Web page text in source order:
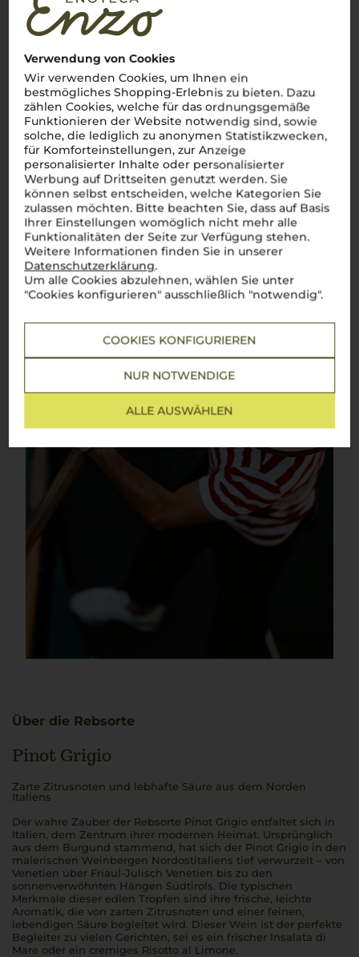
Verwendung von Cookies
Wir verwenden Cookies, um Ihnen ein
bestmögliches Shopping-Erlebnis zu bieten. Dazu
zählen Cookies, welche für das ordnungsgemäße
Funktionieren der Website notwendig sind, sowie
solche, die lediglich zu anonymen Statistikzwecken,
für Komforteinstellungen, zur Anzeige
personalisierter Inhalte oder personalisierter
Werbung auf Drittseiten genutzt werden. Sie
können selbst entscheiden, welche Kategorien Sie
zulassen möchten. Bitte beachten Sie, dass auf Basis
Ihrer Einstellungen womöglich nicht mehr alle
Funktionalitäten der Seite zur Verfügung stehen.
Weitere Informationen finden Sie in unserer
Datenschutzerklärung.
Um alle Cookies abzulehnen, wählen Sie unter
"Cookies konfigurieren" ausschließlich "notwendig".
COOKIES KONFIGURIEREN
NUR NOTWENDIGE
ALLE AUSWÄHLEN
Venetien
Perfektion
Benvenuti inVeneto, einer Region, die für ihre
atemberaubende Vielfalt und Weinkultur bekannt ist. Von
den imposanten Dolomiten bis zur sonnigen Adriaküste zeigt
Venetien, wie perfekt italienische Lebensfreude im Glas
eingefangen wird. Ein prickelnderProsecco?Perfettoals
Aperitivo, um das Leben zu feiern. Ein vollmundiger
della Valpolicella? Die ideale Begleitung zu einem herzhaften
Brasatooder reifen Käse. Aber auch elegante Weißweine wie
der Lugana verzaubern, besonders in Kombination mit
frischen Meeresfrüchten. Die Weine ausVenetiensind wie
die Region selbst: facettenreich, charmant und voller
Charakter.Cin cinauf dieses Weinparadies!
Mehr Weine aus Venetien
Über die Rebsorte
Pinot Grigio
Zarte Zitrusnoten und lebhafte Säure aus dem Norden
Italiens
Der wahre Zauber der Rebsorte Pinot Grigio entfaltet sich in
Italien, dem Zentrum ihrer modernen Heimat. Ursprünglich
aus dem Burgund stammend, hat sich der Pinot Grigio in den
malerischen Weinbergen Nordostitaliens tief verwurzelt – von
Venetien über Friaul-Julisch Venetien bis zu den
sonnenverwöhnten Hängen Südtirols. Die typischen
Merkmale dieser edlen Tropfen sind ihre frische, leichte
Aromatik, die von zarten Zitrusnoten und einer feinen,
lebendigen Säure begleitet wird. Dieser Wein ist der perfekte
Begleiter zu vielen Gerichten, sei es ein frischer Insalata di
Mare oder ein cremiges Risotto al Limone.